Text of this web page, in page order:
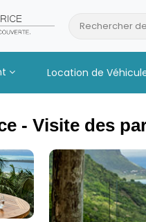
Rechercher
Location de
- Visite des